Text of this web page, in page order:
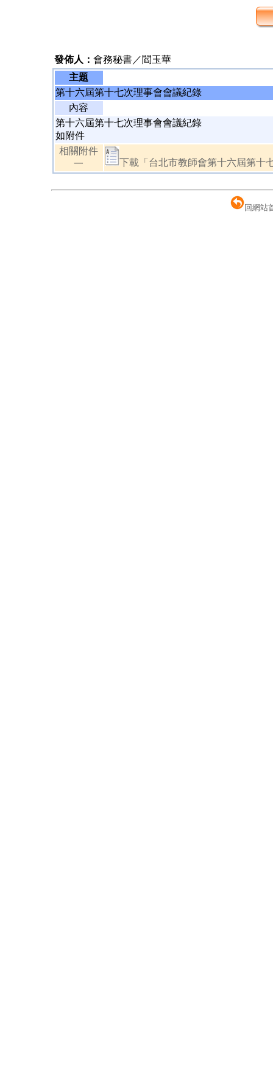
發佈人： 會務秘書／閻玉華
主題
第十六屆第十七次理事會會議紀錄
內容
第十六屆第十七次理事會會議紀錄
如附件
相關附件
一
下載「台北市教師會第十六屆第十
回網站